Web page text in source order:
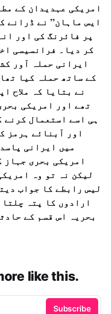
امریکی عہدیدان کے
ایس ماہان” نے ڈرانے
پر فائرنگ کی اور
کر دیا۔ فرانسیسی
ایرانی حملہ آور
کے ساتھ حملہ کیا
نے بتایا کہ ملاح
تھے اور امریکی
ہی اسے استعمال
اور آبنائے ہرمز
میں ایرانی
امریکی بحری جہاز
لیکن نہ تو وہ
لیس رابطے کا جواب
ارادوں کا پتہ
بحریہ اس قسم کے
like this.
Subscribe